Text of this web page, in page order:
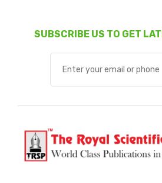
SUBSCRIBE US TO GET